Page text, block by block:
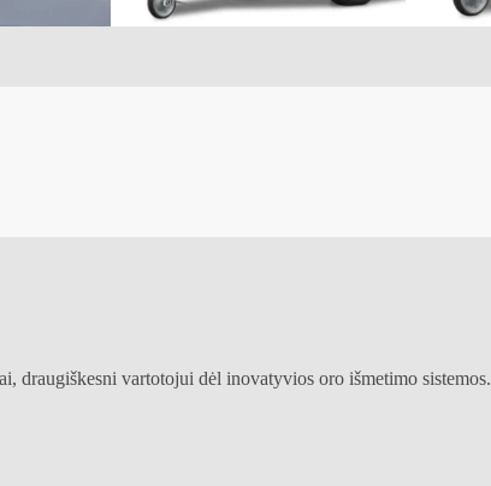
draugiškesni vartotojui dėl inovatyvios oro išmetimo sistemos.